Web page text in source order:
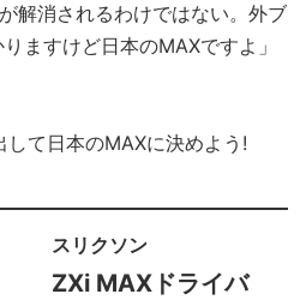
解消されるわけではない。外ブ
ますけど日本のMAXですよ」
て日本のMAXに決めよう!
スリクソン
ZXi MAXドライバ